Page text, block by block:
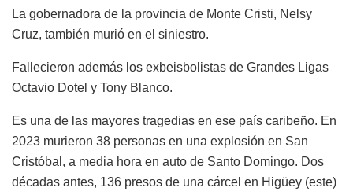
La gobernadora de la provincia de Monte Cristi, Nelsy
Cruz, también murió en el siniestro.
Fallecieron además los exbeisbolistas de Grandes Ligas
Octavio Dotel y Tony Blanco.
Es una de las mayores tragedias en ese país caribeño. En
2023 murieron 38 personas en una explosión en San
Cristóbal, a media hora en auto de Santo Domingo. Dos
décadas antes, 136 presos de una cárcel en Higüey (este)